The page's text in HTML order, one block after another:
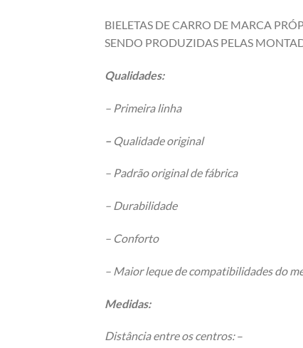
BIELETAS DE CARRO DE MARCA
SENDO PRODUZIDAS PELAS
Qualidades:
– Primeira linha
– Qualidade original
– Padrão original de fábrica
– Durabilidade
– Conforto
– Maior leque de compatibilidades do
Medidas:
Distância entre os centros:–